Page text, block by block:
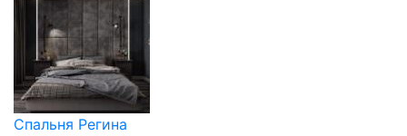
Спальня Регина